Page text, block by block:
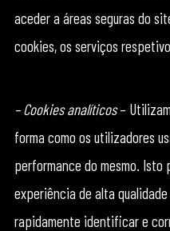
aceder a áreas seguras do
cookies, os serviços
– Cookies analíticos–
forma como os utilizadores
performance do mesmo.
experiência de alta
rapidamente identificar e